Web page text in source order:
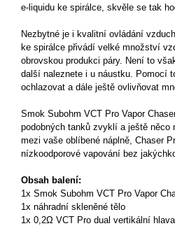
e-liquidu ke spirálce, skvěle se tak
Nezbytné je i kvalitní ovládání
ke spirálce přivádí velké množství
obrovskou produkci páry. Není to
další naleznete i u náustku. Pomocí
ochlazovat a dále ještě ovlivňovat
Smok Subohm VCT Pro Vapor
podobných tanků zvyklí a ještě něco
mezi vaše oblíbené náplně, Chaser
nízkoodporové vapování bez
Obsah balení:
1x Smok Subohm VCT Pro Vapor
1x náhradní skleněné tělo
1x 0,2Ω VCT Pro dual vertikální hlava